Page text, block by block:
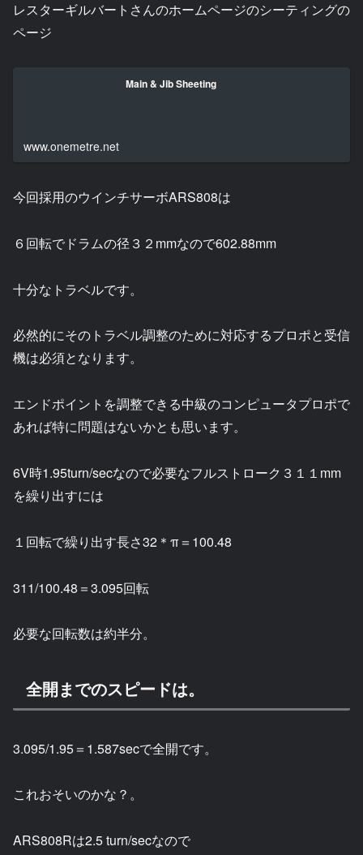
レスターギルバートさんのホームページのシーティングの
ページ
Main & Jib Sheeting
www.onemetre.net
今回採用のウインチサーボARS808は
６回転でドラムの径３２mmなので602.88mm
十分なトラベルです。
必然的にそのトラベル調整のために対応するプロポと受信
機は必須となります。
エンドポイントを調整できる中級のコンピュータプロポで
あれば特に問題はないかとも思います。
6V時1.95turn/secなので必要なフルストローク３１１mm
を繰り出すには
１回転で繰り出す長さ32＊π＝100.48
311/100.48＝3.095回転
必要な回転数は約半分。
全開までのスピードは。
3.095/1.95＝1.587secで全開です。
これおそいのかな？。
ARS808Rは2.5 turn/secなので